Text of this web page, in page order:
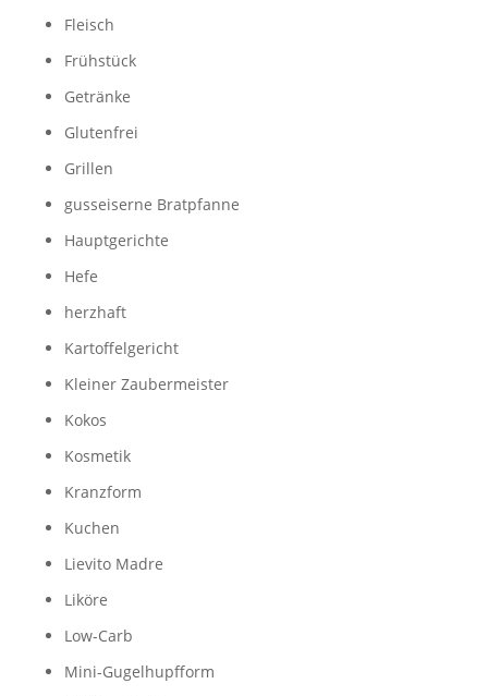
Fleisch
Frühstück
Getränke
Glutenfrei
Grillen
gusseiserne Bratpfanne
Hauptgerichte
Hefe
herzhaft
Kartoffelgericht
Kleiner Zaubermeister
Kokos
Kosmetik
Kranzform
Kuchen
Lievito Madre
Liköre
Low-Carb
Mini-Gugelhupfform